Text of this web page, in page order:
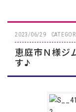
2023/06/29
恵庭市Ｎ様ジ
す♪